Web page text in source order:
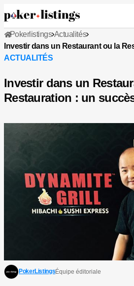
Pokerlistings Actualités
Investir dans un Restaurant ou la
ACTUALITÉS
Investir dans un
Restauration : un
PokerListingsÉquipe éditoriale